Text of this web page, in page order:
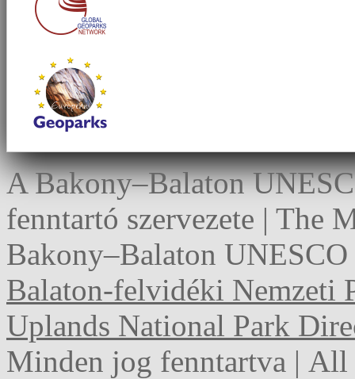
A Bakony–Balaton
fenntartó szervezete | The
Bakony–Balaton
Balaton-felvidéki Nemzeti
Uplands National Park
Minden jog fenntartva |